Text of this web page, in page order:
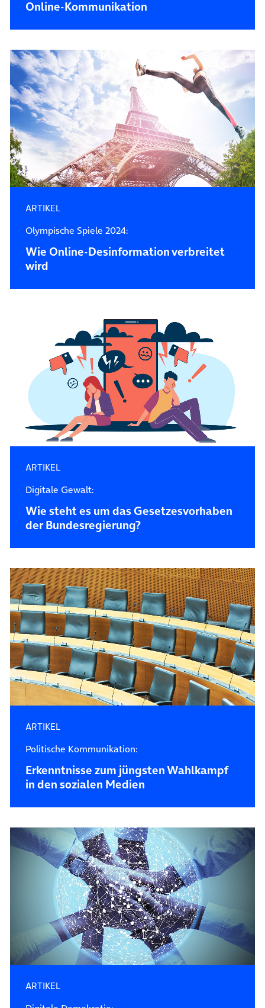
Online-Kommunikation
ARTIKEL
Olympische Spiele 2024:
Wie Online-Desinformation verbreitet
wird
ARTIKEL
Digitale Gewalt:
Wie steht es um das Gesetzesvorhaben
der Bundesregierung?
ARTIKEL
Politische Kommunikation:
Erkenntnisse zum jüngsten Wahlkampf
in den sozialen Medien
ARTIKEL